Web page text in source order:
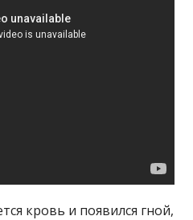
кровь и появился гной,